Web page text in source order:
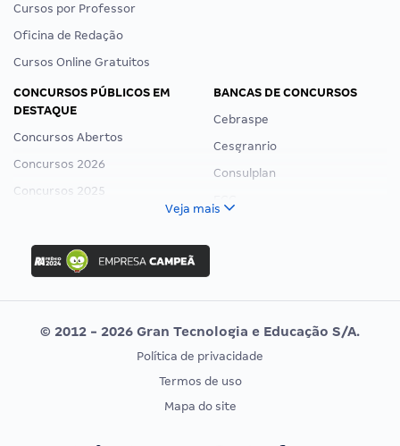
Cursos por Professor
Oficina de Redação
Cursos Online Gratuitos
CONCURSOS PÚBLICOS EM
DESTAQUE
Concursos Abertos
Concursos 2026
Concursos 2025
Concurso Nacional Unificado
Concurso Ibama
Concurso MPU
Editais publicados
BANCAS DE CONCURSOS
Cebraspe
Cesgranrio
Consulplan
Vunesp
CONCURSOS POR PROFISSÃO
EXAME DE ORDEM
Veja mais
© 2012 - 2026 Gran Tecnologia e Educação S/A.
Política de privacidade
Termos de uso
Mapa do site